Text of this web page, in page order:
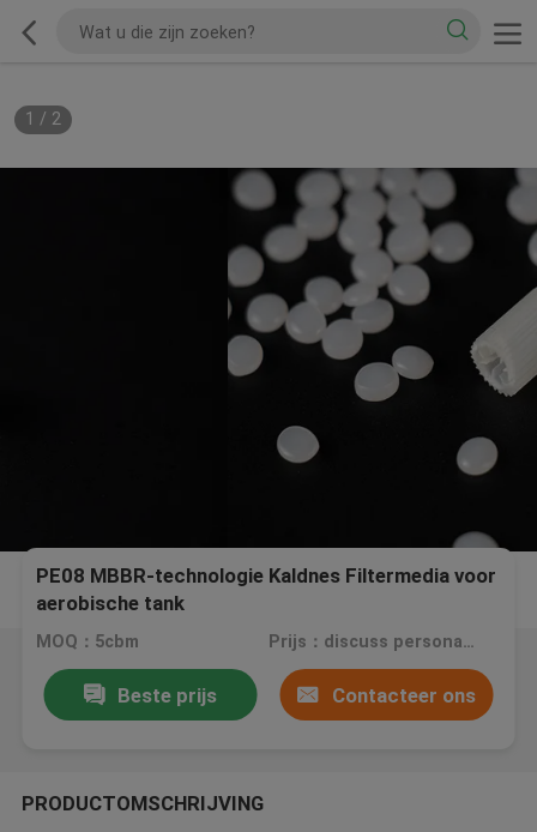
1 / 2
PE08 MBBR-technologie Kaldnes Filtermedia voor
aerobische tank
MOQ：5cbm Prijs：discuss personally
Beste prijs Contacteer ons
PRODUCTOMSCHRIJVING